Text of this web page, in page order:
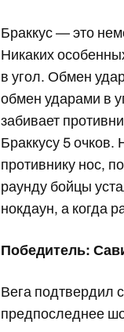
Браккус — это
Никаких
в угол. Обмен
обмен ударами в
забивает
Браккусу 5
противнику нос,
раунду бойцы
нокдаун, а когда
Победитель:
Вега подтвердил
предпоследнее